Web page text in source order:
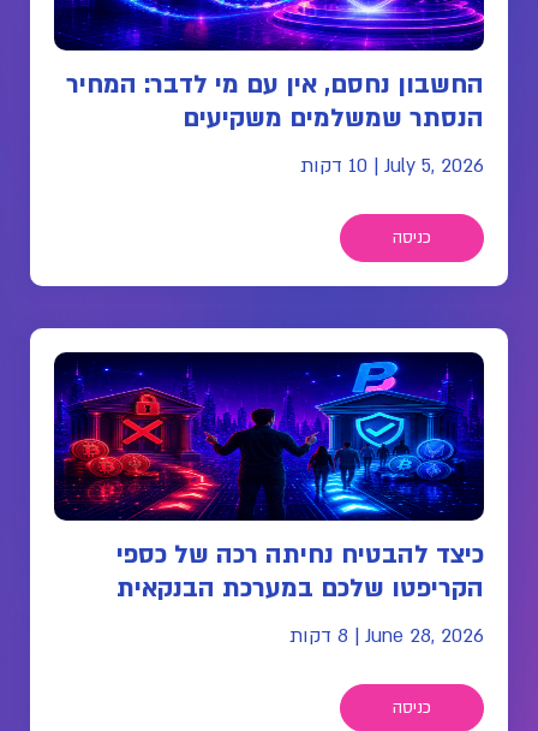
החשבון נחסם, אין עם מי לדבר: המחיר
הנסתר שמשלמים משקיעים
July 5, 2026
| 10 דקות
כניסה
כיצד להבטיח נחיתה רכה של כספי
הקריפטו שלכם במערכת הבנקאית
June 28, 2026
| 8 דקות
כניסה